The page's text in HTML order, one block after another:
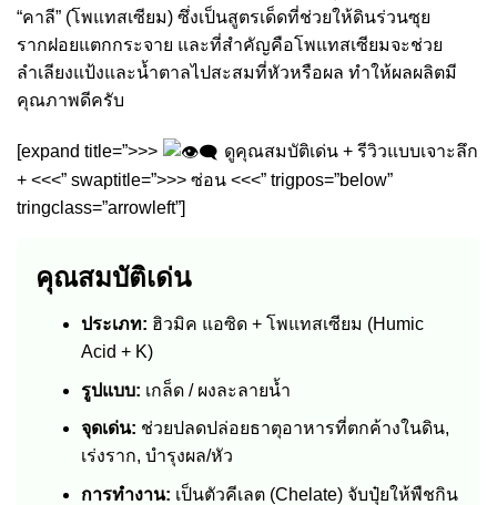
“คาลี” (โพแทสเซียม) ซึ่งเป็นสูตรเด็ดที่ช่วยให้ดินร่วนซุย
รากฝอยแตกกระจาย และที่สำคัญคือโพแทสเซียมจะช่วย
ลำเลียงแป้งและน้ำตาลไปสะสมที่หัวหรือผล ทำให้ผลผลิตมี
คุณภาพดีครับ
[expand title=”>>>
ดูคุณสมบัติเด่น + รีวิวแบบเจาะลึก
+ <<<” swaptitle=”>>> ซ่อน <<<” trigpos=”below”
tringclass=”arrowleft”]
คุณสมบัติเด่น
ประเภท: ฮิวมิค แอซิด + โพแทสเซียม (Humic
Acid + K)
รูปแบบ: เกล็ด / ผงละลายน้ำ
จุดเด่น: ช่วยปลดปล่อยธาตุอาหารที่ตกค้างในดิน,
เร่งราก, บำรุงผล/หัว
การทำงาน: เป็นตัวคีเลต (Chelate) จับปุ๋ยให้พืชกิน